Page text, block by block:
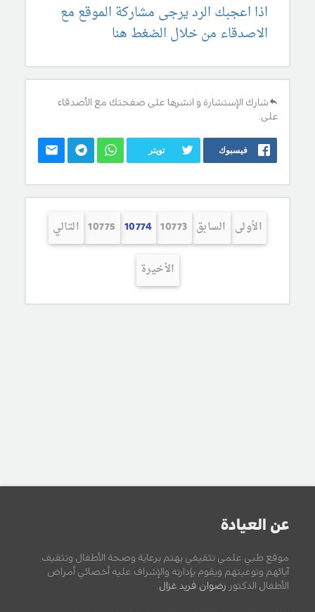
اذا اعجبك الرد يرجى مشاركة الموقع مع
الاصدقاء من خلال الضغط هنا
شارك الإستشارة و انشرها على صفحتك مع الأصدقاء
على:
فيسبوك تويتر
الأولى السابق 10773
10774
10775 التالي
الأخيرة
عن العيادة
موقع طبي علمي تثقيفي يهتم برعاية وصحة الأطفال وتثقيف
آبائهم وتوعيتهم ويقوم بإدارته والإشراف عليه أخصائي أمراض
الأطفال الدكتور رضوان فريد غزال